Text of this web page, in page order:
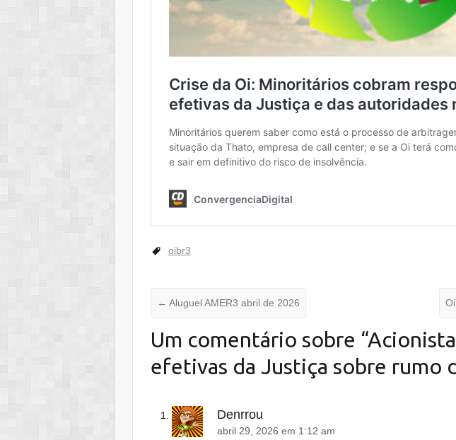
oibr3
← Aluguel AMER3 abril de 2026
Um comentário sobre “
efetivas da Justiça sobre rumo
Denrrou
abril 29, 2026 em 1:12 am